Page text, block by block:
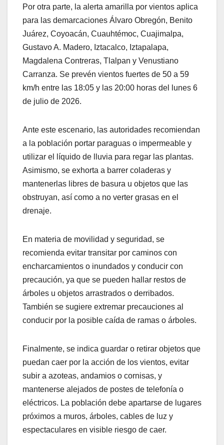
Por otra parte, la alerta amarilla por vientos aplica
para las demarcaciones Álvaro Obregón, Benito
Juárez, Coyoacán, Cuauhtémoc, Cuajimalpa,
Gustavo A. Madero, Iztacalco, Iztapalapa,
Magdalena Contreras, Tlalpan y Venustiano
Carranza. Se prevén vientos fuertes de 50 a 59
km/h entre las 18:05 y las 20:00 horas del lunes 6
de julio de 2026.
Ante este escenario, las autoridades recomiendan
a la población portar paraguas o impermeable y
utilizar el líquido de lluvia para regar las plantas.
Asimismo, se exhorta a barrer coladeras y
mantenerlas libres de basura u objetos que las
obstruyan, así como a no verter grasas en el
drenaje.
En materia de movilidad y seguridad, se
recomienda evitar transitar por caminos con
encharcamientos o inundados y conducir con
precaución, ya que se pueden hallar restos de
árboles u objetos arrastrados o derribados.
También se sugiere extremar precauciones al
conducir por la posible caída de ramas o árboles.
Finalmente, se indica guardar o retirar objetos que
puedan caer por la acción de los vientos, evitar
subir a azoteas, andamios o cornisas, y
mantenerse alejados de postes de telefonía o
eléctricos. La población debe apartarse de lugares
próximos a muros, árboles, cables de luz y
espectaculares en visible riesgo de caer.